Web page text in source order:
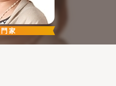
家